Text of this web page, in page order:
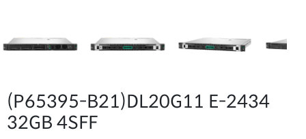
(P65395-B21)DL20G11 E-2434
32GB 4SFF